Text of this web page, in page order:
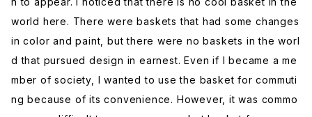
world here. There were baskets that had some changes
in color and paint, but there were no baskets in the worl
d that pursued design in earnest. Even if I became a me
mber of society, I wanted to use the basket for commuti
ng because of its convenience. However, it was commo